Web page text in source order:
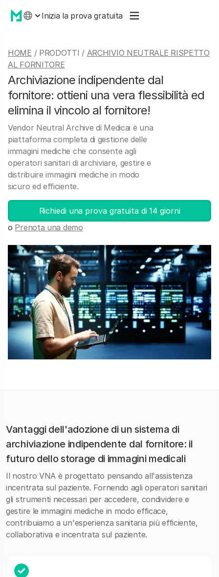
Inizia la prova gratuita
HOME / PRODOTTI / ARCHIVIO NEUTRALE RISPETTO
AL FORNITORE
Archiviazione indipendente dal
fornitore: ottieni una vera flessibilità ed
elimina il vincolo al fornitore!
Vendor Neutral Archive di Medicai è una
piattaforma completa di gestione delle
immagini mediche che consente agli
operatori sanitari di archiviare, gestire e
distribuire immagini mediche in modo
sicuro ed efficiente.
Richiedi una prova gratuita di 14 giorni
o Prenota una demo
Vantaggi dell'adozione di un sistema di
archiviazione indipendente dal fornitore: il
futuro dello storage di immagini medicali
Il nostro VNA è progettato pensando all'assistenza
incentrata sul paziente. Fornendo agli operatori sanitari
gli strumenti necessari per accedere, condividere e
gestire le immagini mediche in modo efficace,
contribuiamo a un'esperienza sanitaria più efficiente,
collaborativa e incentrata sul paziente.